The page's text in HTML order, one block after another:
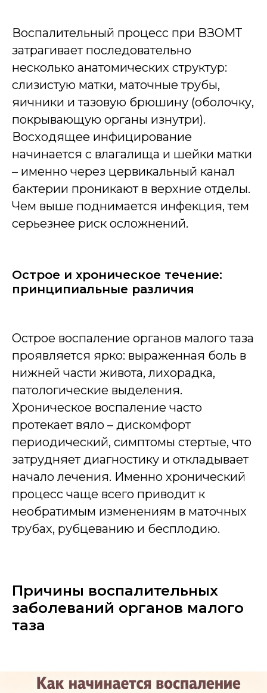
Воспалительный процесс при ВЗОМТ
затрагивает последовательно
несколько анатомических структур:
слизистую матки, маточные трубы,
яичники и тазовую брюшину (оболочку,
покрывающую органы изнутри).
Восходящее инфицирование
начинается с влагалища и шейки матки
– именно через цервикальный канал
бактерии проникают в верхние отделы.
Чем выше поднимается инфекция, тем
серьезнее риск осложнений.
Острое и хроническое течение:
принципиальные различия
Острое воспаление органов малого таза
проявляется ярко: выраженная боль в
нижней части живота, лихорадка,
патологические выделения.
Хроническое воспаление часто
протекает вяло – дискомфорт
периодический, симптомы стертые, что
затрудняет диагностику и откладывает
начало лечения. Именно хронический
процесс чаще всего приводит к
необратимым изменениям в маточных
трубах, рубцеванию и бесплодию.
Причины воспалительных
заболеваний органов малого
таза